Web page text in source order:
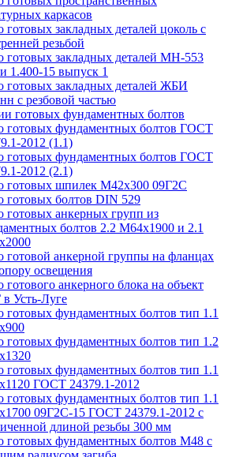
каркасов
готовых закладных деталей цоколь с
резьбой
готовых закладных деталей МН-553
1.400-15 выпуск 1
готовых закладных деталей ЖБИ
с резбовой частью
готовых фундаментных болтов
готовых фундаментных болтов ГОСТ
2012 (1.1)
готовых фундаментных болтов ГОСТ
2012 (2.1)
готовых шпилек М42х300 09Г2С
готовых болтов DIN 529
готовых анкерных групп из
болтов 2.2 М64х1900 и 2.1
готовой анкерной группы на фланцах
освещения
готового анкерного блока на объект
Усть-Луге
готовых фундаментных болтов тип 1.1
готовых фундаментных болтов тип 1.2
готовых фундаментных болтов тип 1.1
ГОСТ 24379.1-2012
готовых фундаментных болтов тип 1.1
09Г2С-15 ГОСТ 24379.1-2012 с
длиной резьбы 300 мм
готовых фундаментных болтов М48 с